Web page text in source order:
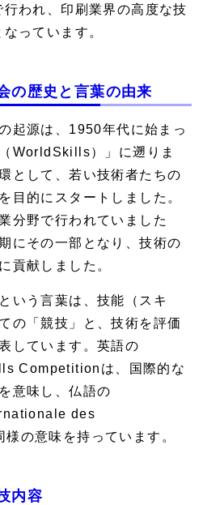
われ、印刷業界の高度な技
っています。
の歴史と言葉の由来
起源は、1950年代に始まっ
WorldSkills）」に遡りま
として、若い技術者たちの
目的にスタートしました。
分野で行われていました
にその一部となり、技術の
貢献しました。
いう言葉は、技能（スキ
の「競技」と、技術を評価
しています。英語の
Competition は、国際的な
意味し、仏語の
des
様の意味を持っています。
内容